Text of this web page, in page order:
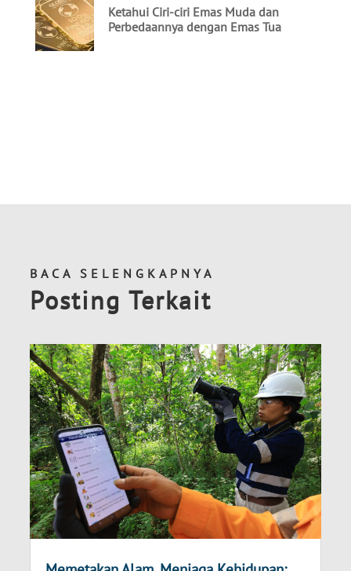
BACA SELENGKAPNYA
Posting Terkait